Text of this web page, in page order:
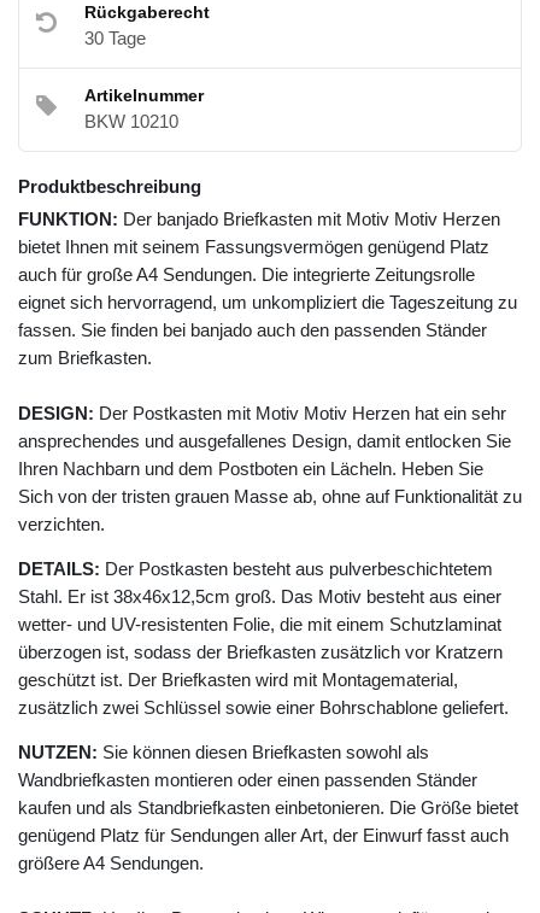
Rückgaberecht
30 Tage
Artikelnummer
BKW 10210
Produktbeschreibung
FUNKTION: Der banjado Briefkasten mit Motiv Motiv Herzen
bietet Ihnen mit seinem Fassungsvermögen genügend Platz
auch für große A4 Sendungen. Die integrierte Zeitungsrolle
eignet sich hervorragend, um unkompliziert die Tageszeitung zu
fassen. Sie finden bei banjado auch den passenden Ständer
zum Briefkasten.
DESIGN: Der Postkasten mit Motiv Motiv Herzen hat ein sehr
ansprechendes und ausgefallenes Design, damit entlocken Sie
Ihren Nachbarn und dem Postboten ein Lächeln. Heben Sie
Sich von der tristen grauen Masse ab, ohne auf Funktionalität zu
verzichten.
DETAILS: Der Postkasten besteht aus pulverbeschichtetem
Stahl. Er ist 38x46x12,5cm groß. Das Motiv besteht aus einer
wetter- und UV-resistenten Folie, die mit einem Schutzlaminat
überzogen ist, sodass der Briefkasten zusätzlich vor Kratzern
geschützt ist. Der Briefkasten wird mit Montagematerial,
zusätzlich zwei Schlüssel sowie einer Bohrschablone geliefert.
NUTZEN: Sie können diesen Briefkasten sowohl als
Wandbriefkasten montieren oder einen passenden Ständer
kaufen und als Standbriefkasten einbetonieren. Die Größe bietet
genügend Platz für Sendungen aller Art, der Einwurf fasst auch
größere A4 Sendungen.